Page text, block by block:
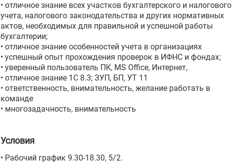
• отличное знание всех участков бухгалтерского и налогового
учета, налогового законодательства и других нормативных
актов, необходимых для правильной и успешной работы
бухгалтерии;
• отличное знание особенностей учета в организациях
• успешный опыт прохождения проверок в ИФНС и фондах;
• уверенный пользователь ПК, MS Office, Интернет,
• отличное знание 1С 8.3; ЗУП, БП, УТ 11
• ответственность, внимательность, желание работать в
команде
• многозадачность, внимательность
Условия
• Рабочий график 9.30-18.30, 5/2.